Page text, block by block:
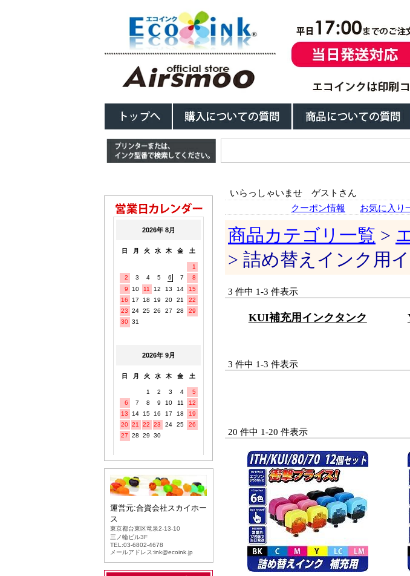
いらっしゃいませ ゲストさん
クーポン情報
お気に入り
商品カテゴリ一覧 >
> 詰め替えインク用
3 件中 1-3 件表示
KUI補充用インクタンク
3 件中 1-3 件表示
20 件中 1-20 件表示